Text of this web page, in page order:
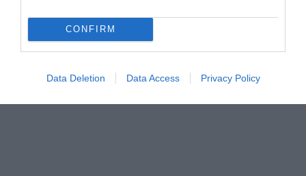
CONFIRM
Data Deletion Data Access Privacy Policy